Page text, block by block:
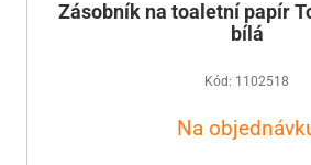
Zásobník na toaletní papír
bílá
Kód: 1102518
Na